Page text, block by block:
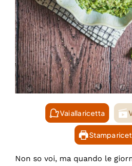
Vai alla ricetta
Stampa
Non so voi, ma quando le